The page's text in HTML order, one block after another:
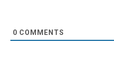
0 COMMENTS